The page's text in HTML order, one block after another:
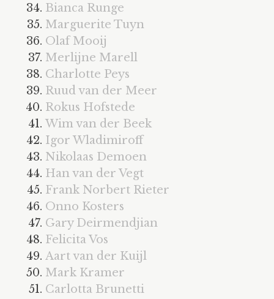
Bianca Runge
Marguerite Tuyn
Olaf Mooij
Merlijne Marell
Charlotte Peys
Ruud van der Meer
Rokus Hofstede
Wim van der Beek
Igor Wladimiroff
Nikolaas Demoen
Han van der Vegt
Frank Norbert Rieter
Onno Kosters
Gary Deirmendjian
Felicita Vos
Aart van der Kuijl
Mark Kramer
Carlotta Brunetti